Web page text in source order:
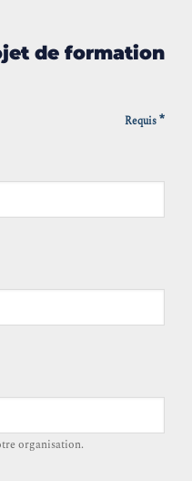
de formation
Requis*
organisation.